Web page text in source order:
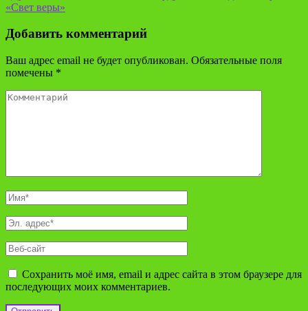
«Свет веры»
Добавить комментарий
Ваш адрес email не будет опубликован. Обязательные поля
помечены *
Сохранить моё имя, email и адрес сайта в этом браузере для
последующих моих комментариев.